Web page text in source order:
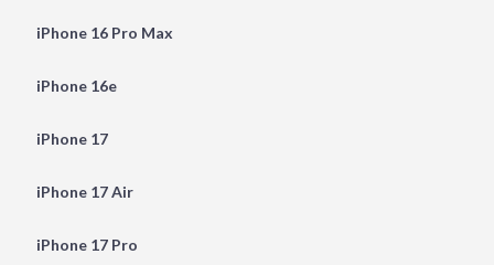
iPhone 16 Pro Max
iPhone 16e
iPhone 17
iPhone 17 Air
iPhone 17 Pro